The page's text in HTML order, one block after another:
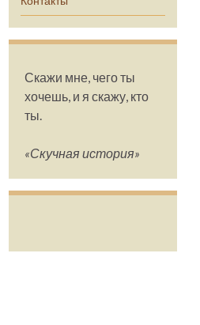
Скажи мне, чего ты
хочешь, и я скажу, кто
ты.
«Скучная история»